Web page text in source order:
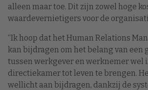
alleen maar toe. Dit zijn zowel hoge
waardevernietigers voor de
“Ik hoop dat het Human Relations
kan bijdragen om het belang van een
tussen werkgever en werknemer wel
directiekamer tot leven te brengen.
wellicht aan bijdragen, dankzij de